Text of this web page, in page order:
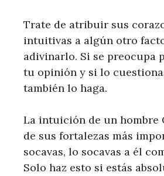
Trate de atribuir sus
intuitivas a algún otro
adivinarlo. Si se preocupa
tu opinión y si lo
también lo haga.
La intuición de un hombre
de sus fortalezas más
socavas, lo socavas a él
Solo haz esto si estás